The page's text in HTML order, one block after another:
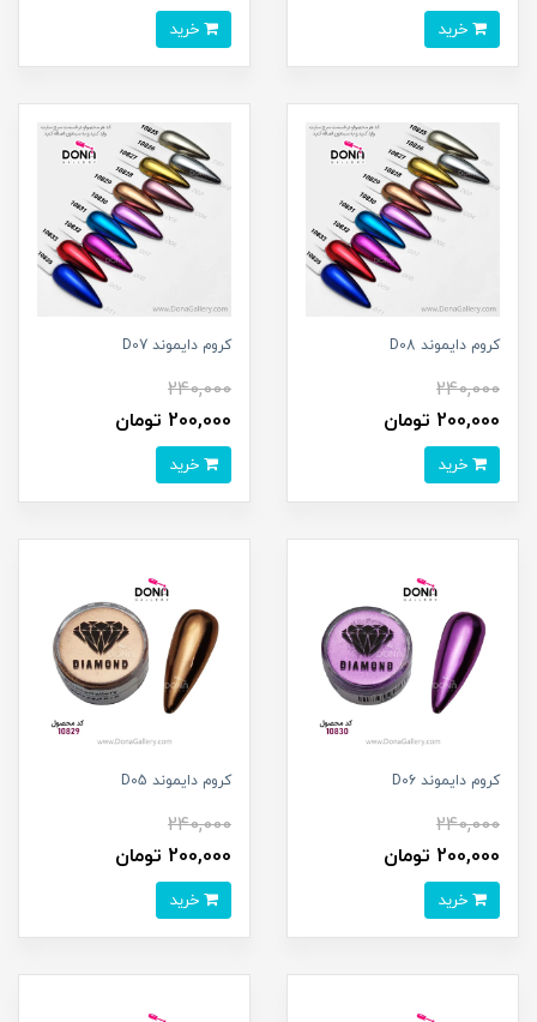
کروم دايموند D08
240,000
200,000 تومان
کروم دايموند D07
240,000
200,000 تومان
کروم دايموند D06
240,000
200,000 تومان
کروم دايموند D05
240,000
200,000 تومان